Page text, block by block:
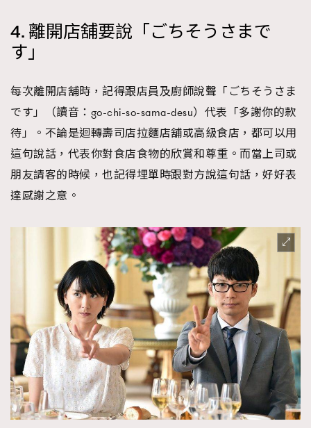
4. 離開店舖要說「ごちそうさまで
す」
每次離開店舖時，記得跟店員及廚師說聲「ごちそうさま
です」（讀音：go-chi-so-sama-desu）代表「多謝你的款
待」。不論是迴轉壽司店拉麵店舖或高級食店，都可以用
這句說話，代表你對食店食物的欣賞和尊重。而當上司或
朋友請客的時候，也記得埋單時跟對方說這句話，好好表
達感謝之意。